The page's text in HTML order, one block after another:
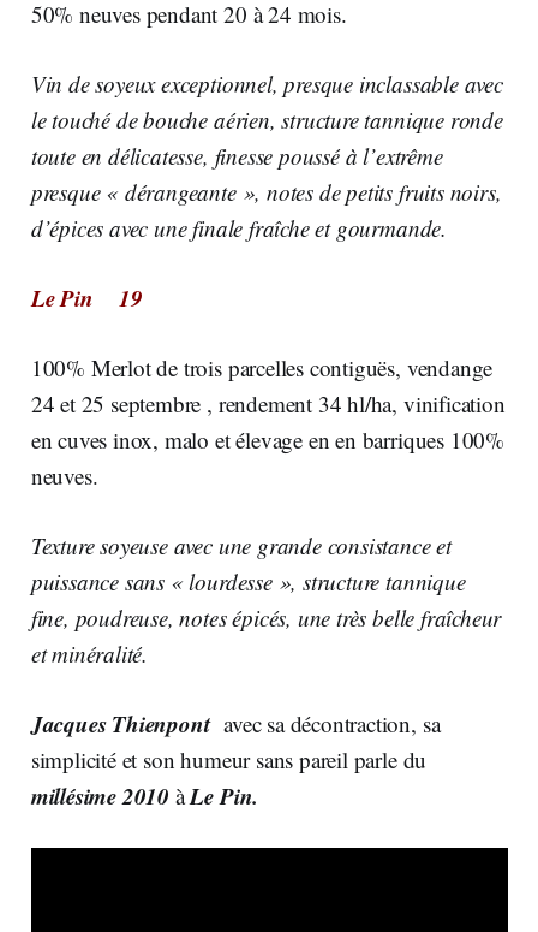
50% neuves pendant 20 à 24 mois.
Vin de soyeux exceptionnel, presque inclassable avec
le touché de bouche aérien, structure tannique ronde
toute en délicatesse, finesse poussé à l’extrême
presque « dérangeante », notes de petits fruits noirs,
d’épices avec une finale fraîche et gourmande.
Le Pin 19
100% Merlot de trois parcelles contiguës, vendange
24 et 25 septembre , rendement 34 hl/ha, vinification
en cuves inox, malo et élevage en en barriques 100%
neuves.
Texture soyeuse avec une grande consistance et
puissance sans « lourdesse », structure tannique
fine, poudreuse, notes épicés, une très belle fraîcheur
et minéralité.
Jacques Thienpontavec sa décontraction, sa
simplicité et son humeur sans pareil parle du
millésime 2010 àLe Pin.